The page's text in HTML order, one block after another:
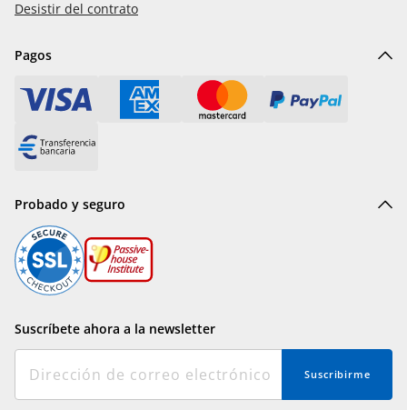
Desistir del contrato
Pagos
Probado y seguro
Suscríbete ahora a la newsletter
Suscribirme